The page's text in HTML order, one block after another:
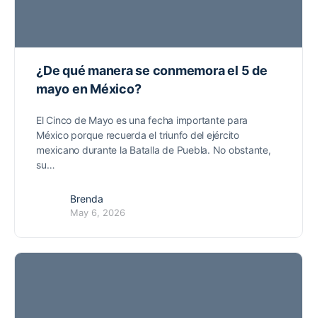
¿De qué manera se conmemora el 5 de
mayo en México?
El Cinco de Mayo es una fecha importante para
México porque recuerda el triunfo del ejército
mexicano durante la Batalla de Puebla. No obstante,
su…
Brenda
May 6, 2026